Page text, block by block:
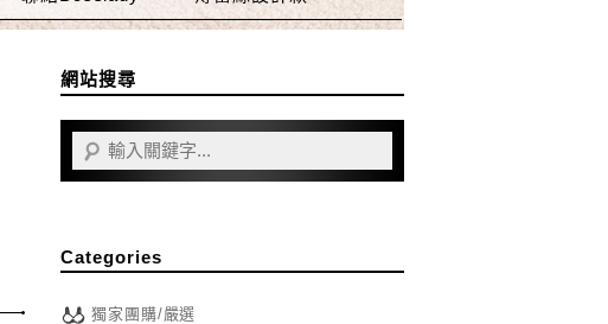
網站搜尋
Categories
獨家團購/嚴選